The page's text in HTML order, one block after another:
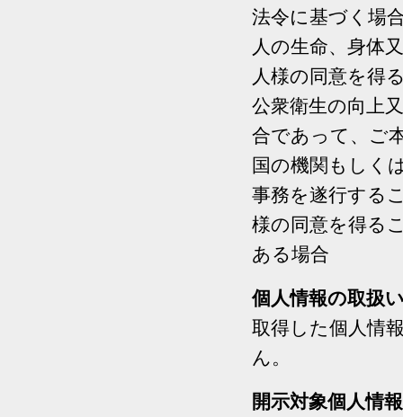
法令に基づく場
人の生命、身体
人様の同意を得
公衆衛生の向上
合であって、ご
国の機関もしく
事務を遂行する
様の同意を得る
ある場合
個人情報の取扱
取得した個人情
ん。
開示対象個人情